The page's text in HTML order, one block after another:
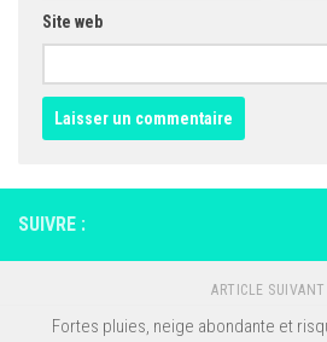
Site web
SUIVRE :
ARTICLE SUIVANT
Fortes pluies, neige abondante et